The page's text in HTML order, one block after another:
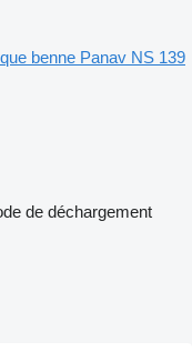
benne Panav NS 139
de déchargement